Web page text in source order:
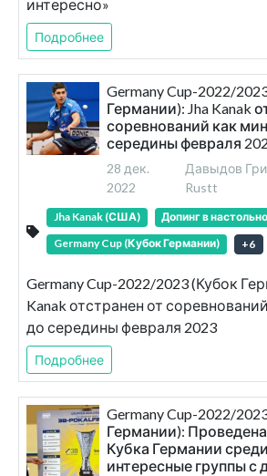
интересно»
Подробнее
Germany Cup-2022/
Германии): Jha Kanak
соревнований как
середины февраля
28 дек.
2022
Давыдов
Rustt
Jha Kanak (США)
Допинг в
Germany Cup (Кубок Германии)
+6
Germany Cup-2022/2023 (Кубок
Kanak отстранен от
до середины февраля 2023
Подробнее
Germany Cup-2022/
Германии):
Кубка Германии
интересные группы с